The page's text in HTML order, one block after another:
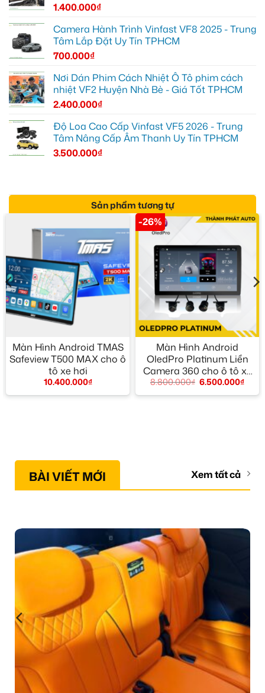
1.400.000₫
Camera Hành Trình Vinfast VF8 2025 - Trung
Tâm Lắp Đặt Uy Tín TPHCM
700.000₫
Nơi Dán Phim Cách Nhiệt Ô Tô phim cách
nhiệt VF2 Huyện Nhà Bè - Giá Tốt TPHCM
2.400.000₫
Độ Loa Cao Cấp Vinfast VF5 2026 - Trung
Tâm Nâng Cấp Âm Thanh Uy Tín TPHCM
3.500.000₫
Sản phẩm tương tự
Màn Hình Android TMAS
Safeview T500 MAX cho ô
tô xe hơi
10.400.000₫
-26%
Màn Hình Android
OledPro Platinum Liền
Camera 360 cho ô tô xe
hơi
8.800.000₫ 6.500.000₫
BÀI VIẾT MỚI Xem tất cả